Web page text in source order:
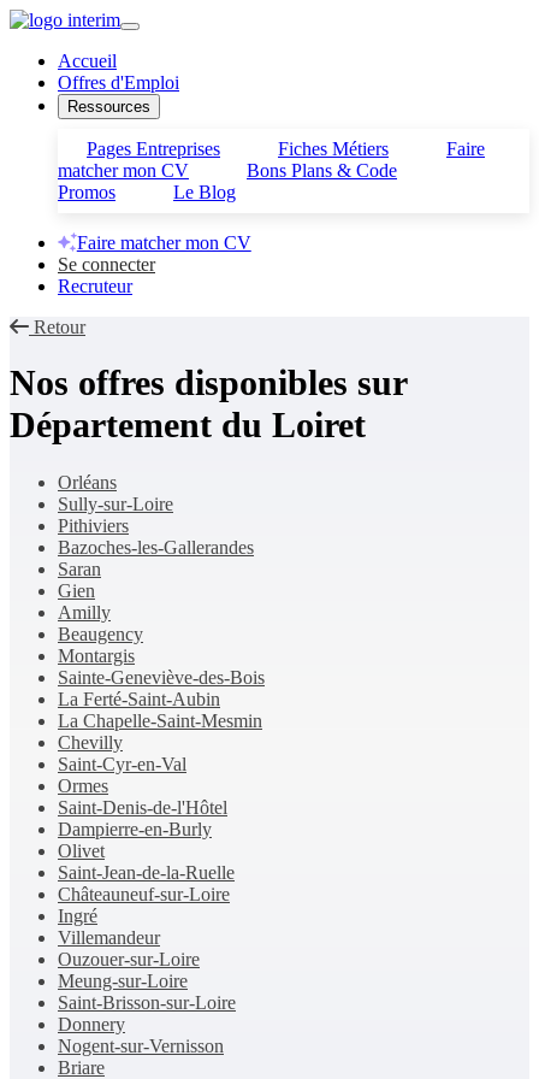
Accueil
Offres d'Emploi
Ressources
Pages Entreprises Fiches Métiers
Faire
matcher mon CV
Bons Plans & Code
Promos
Le Blog
Faire matcher mon CV
Se connecter
Recruteur
Retour
Nos offres disponibles sur
Département du Loiret
Orléans
Sully-sur-Loire
Pithiviers
Bazoches-les-Gallerandes
Saran
Gien
Amilly
Beaugency
Montargis
Sainte-Geneviève-des-Bois
La Ferté-Saint-Aubin
La Chapelle-Saint-Mesmin
Chevilly
Saint-Cyr-en-Val
Ormes
Saint-Denis-de-l'Hôtel
Dampierre-en-Burly
Olivet
Saint-Jean-de-la-Ruelle
Châteauneuf-sur-Loire
Ingré
Villemandeur
Ouzouer-sur-Loire
Meung-sur-Loire
Saint-Brisson-sur-Loire
Donnery
Nogent-sur-Vernisson
Briare